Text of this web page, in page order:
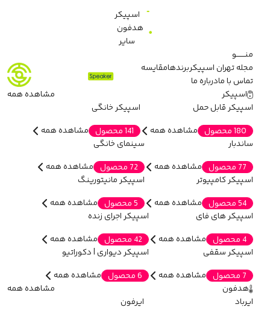
اسپیکر
هدفون
سایر
منـــــــو
مجله تهران اسپیکربرندهامقایسه
تماس با مادرباره ما
اسپیکر
مشاهده همه
اسپیکر قابل حمل
180 محصول
مشاهده همه
اسپیکر خانگی
141 محصول
مشاهده همه
ساندبار
77 محصول
مشاهده همه
سینمای خانگی
72 محصول
مشاهده همه
اسپیکر کامپیوتر
54 محصول
مشاهده همه
اسپیکر مانیتورینگ
5 محصول
مشاهده همه
اسپیکر های فای
4 محصول
مشاهده همه
اسپیکر اجرای زنده
42 محصول
مشاهده همه
اسپیکر سقفی
7 محصول
مشاهده همه
اسپیکر دیواری | دکوراتیو
6 محصول
مشاهده همه
هدفون
مشاهده همه
ایرباد
ایرفون